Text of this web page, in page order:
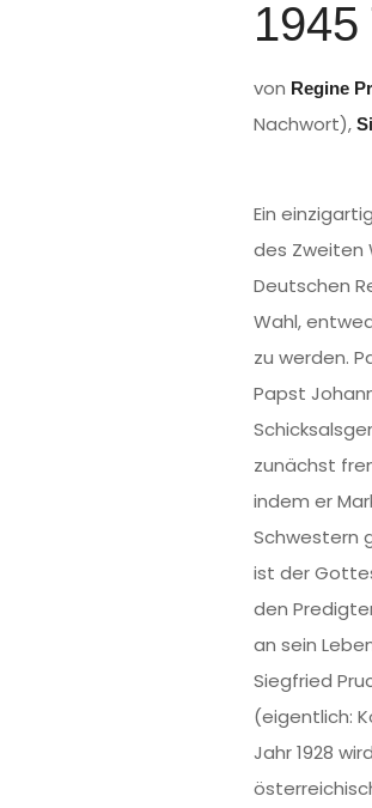
von Regine
Nachwort),
Ein
des Zweiten
Deutschen
Wahl,
zu werden.
Papst
zunächst
indem er
Schwestern
ist der
den
an sein
Siegfried
(eigentlich:
Jahr 1928